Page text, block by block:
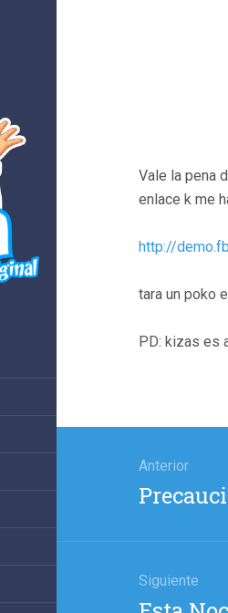
Vale la pena
enlace k me
http://
tara un poko
PD: kizas es
entradas
Anterior
Entrada
Siguiente
Entrada